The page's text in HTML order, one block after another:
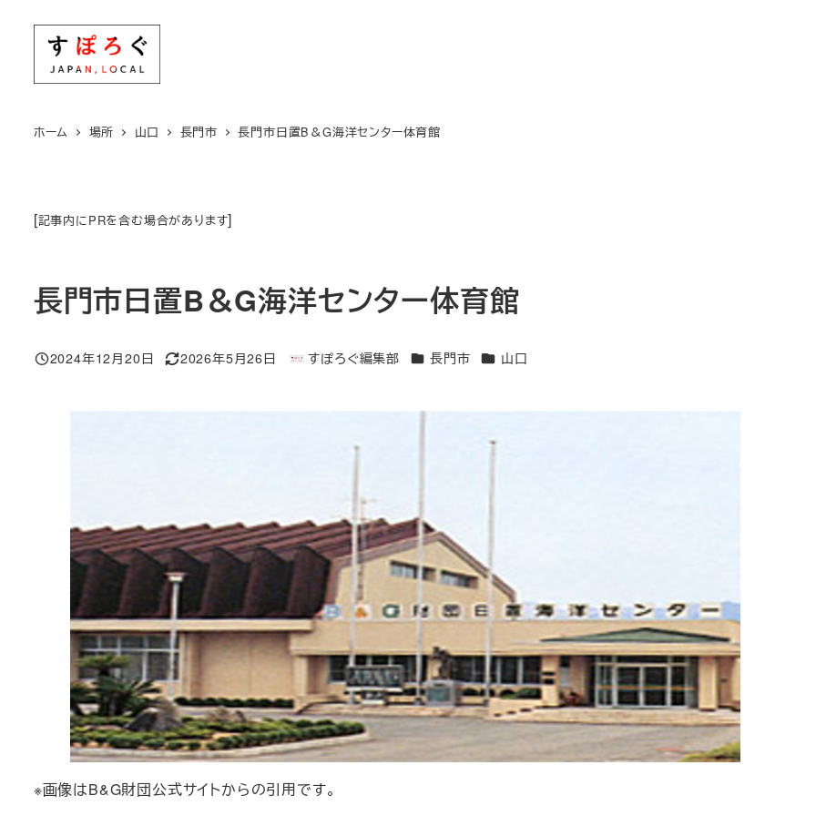
ホーム 場所 山口 長門市 長門市日置B＆G海洋センター体育館
[記事内にPRを含む場合があります]
長門市日置B＆G海洋センター体育館
投稿日
2024年12月20日
更新日
2026年5月26日
著
すぽろぐ編集部 エリア長門市 エリア山口
※画像はB&G財団公式サイトからの引用です。